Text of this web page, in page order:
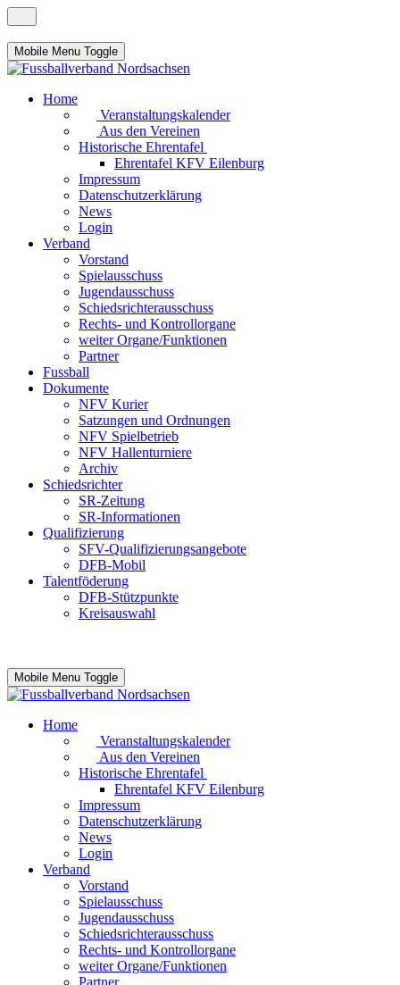
Mobile Menu Toggle
Home
Veranstaltungskalender
Aus den Vereinen
Historische Ehrentafel
Ehrentafel KFV Eilenburg
Impressum
Datenschutzerklärung
News
Login
Verband
Vorstand
Spielausschuss
Jugendausschuss
Schiedsrichterausschuss
Rechts- und Kontrollorgane
weiter Organe/Funktionen
Partner
Fussball
Dokumente
NFV Kurier
Satzungen und Ordnungen
NFV Spielbetrieb
NFV Hallenturniere
Archiv
Schiedsrichter
SR-Zeitung
SR-Informationen
Qualifizierung
SFV-Qualifizierungsangebote
DFB-Mobil
Talentföderung
DFB-Stützpunkte
Kreisauswahl
Mobile Menu Toggle
Home
Veranstaltungskalender
Aus den Vereinen
Historische Ehrentafel
Ehrentafel KFV Eilenburg
Impressum
Datenschutzerklärung
News
Login
Verband
Vorstand
Spielausschuss
Jugendausschuss
Schiedsrichterausschuss
Rechts- und Kontrollorgane
weiter Organe/Funktionen
Partner